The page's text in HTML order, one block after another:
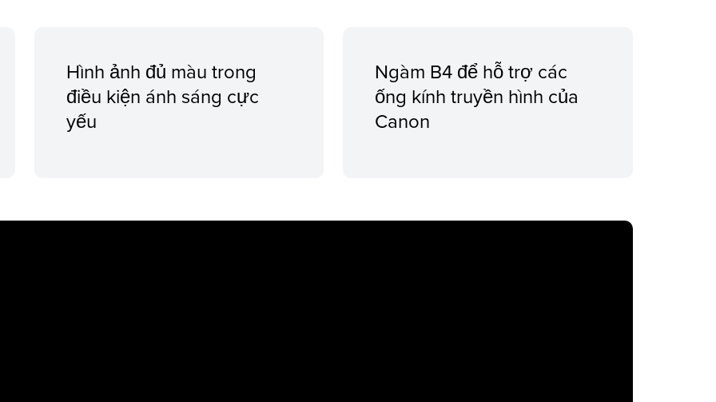
Hình ảnh đủ màu trong
điều kiện ánh sáng cực
yếu
Ngàm B4 để hỗ trợ các
ống kính truyền hình của
Canon